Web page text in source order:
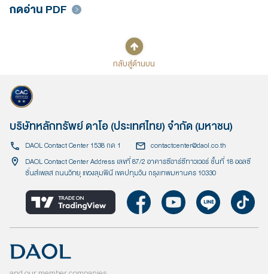
กดอ่าน PDF
กลับสู่ด้านบน
บริษัทหลักทรัพย์ ดาโอ (ประเทศไทย) จำกัด (มหาชน)
DAOL Contact Center 1538 กด 1
contactcenter@daol.co.th
DAOL Contact Center Address เลขที่ 87/2 อาคารซีอาร์ซีทาวเวอร์ ชั้นที่ 18 ออลซี
ซั่นส์เพลส ถนนวิทยุ แขวงลุมพินี เขตปทุมวัน กรุงเทพมหานคร 10330